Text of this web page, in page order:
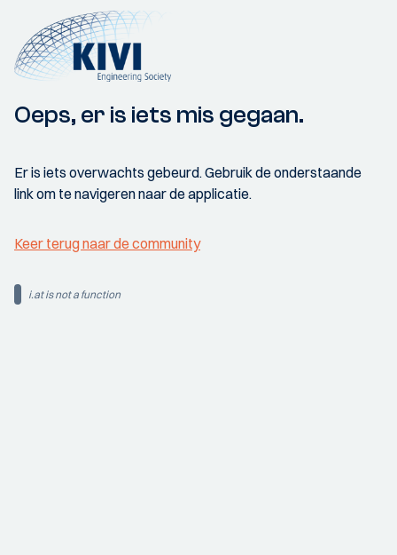
Oeps, er is iets mis gegaan.
Er is iets overwachts gebeurd. Gebruik de onderstaande
link om te navigeren naar de applicatie.
Keer terug naar de community
i.at is not a function